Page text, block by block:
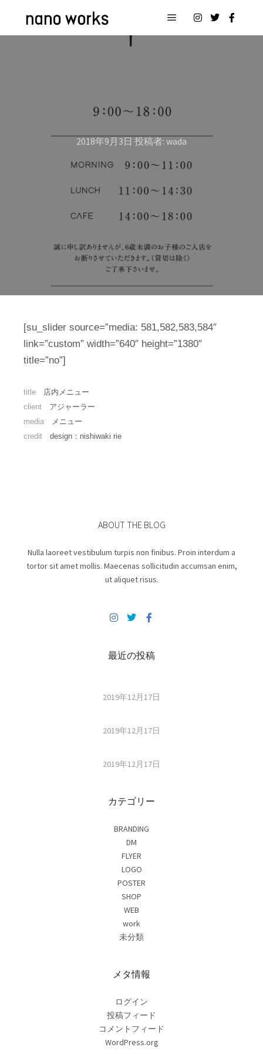
2018年9月3日 投稿者: wada
[su_slider source=”media: 581,582,583,584″
link=”custom” width=”640″ height=”1380″
title=”no”]
title 店内メニュー
client アジャーラー
media メニュー
credit design：nishiwaki rie
ABOUT THE BLOG
Nulla laoreet vestibulum turpis non finibus. Proin interdum a
tortor sit amet mollis. Maecenas sollicitudin accumsan enim,
ut aliquet risus.
最近の投稿
2019年12月17日
2019年12月17日
2019年12月17日
カテゴリー
BRANDING
DM
FLYER
LOGO
POSTER
SHOP
WEB
work
未分類
メタ情報
ログイン
投稿フィード
コメントフィード
WordPress.org